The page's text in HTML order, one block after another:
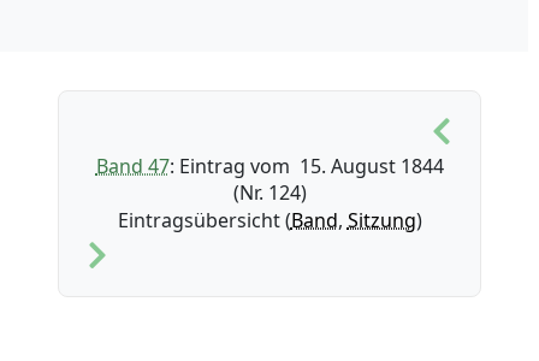
Band 47: Eintrag vom 15. August 1844
(Nr. 124)
Eintragsübersicht (Band, Sitzung)